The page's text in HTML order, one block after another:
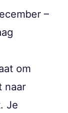
–
om
naar
Je